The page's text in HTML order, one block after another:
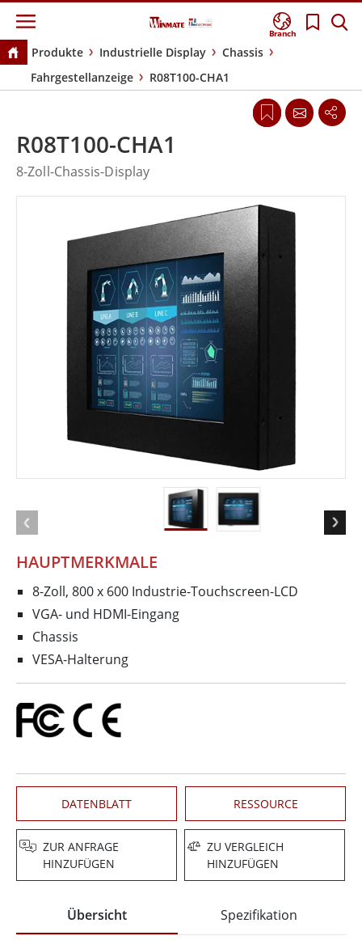
Branch
Produkte Industrielle Display
Chassis
Fahrgestellanzeige
R08T100-CHA1
HAUPTMERKMALE
8-Zoll, 800 x 600 Industrie-Touchscreen-LCD
VGA- und HDMI-Eingang
Chassis
VESA-Halterung
DATENBLATT RESSOURCE
ZUR ANFRAGE
HINZUFÜGEN
ZU VERGLEICH
HINZUFÜGEN
R08T100-CHA1
8-Zoll-Chassis-Display
Übersicht Spezifikation